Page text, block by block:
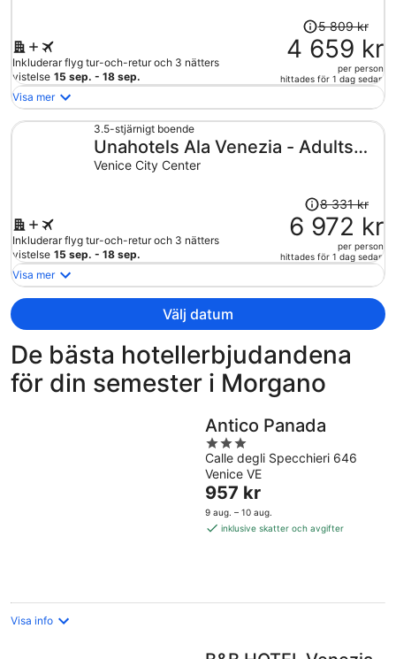
person
Inkluderar flyg tur-och-retur och 3 nätters
vistelse 15 sep. - 18 sep.
Priset
var
5
809 kr
är
4
person
5 809 kr
4 659 kr
per person
hittades för 1 dag sedan
Visa mer
3.5-stjärnigt boende
Unahotels Ala Venezia - Adults
Only
Venice City Center
Inkluderar flyg tur-och-retur och 3 nätters
vistelse 15 sep. - 18 sep.
Priset
var
8
331 kr
är
972 kr
per
person
8 331 kr
6 972 kr
per person
hittades för 1 dag sedan
Visa mer
Välj datum
De bästa hotellerbjudandena
för din semester i Morgano
Antico Panada
3
out
of
5
Calle degli Specchieri 646
Venice VE
Priset
är
957 kr
957 kr
9 aug. – 10 aug.
inklusive skatter och avgifter
Visa info